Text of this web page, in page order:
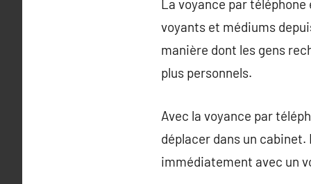
La voyance par
voyants et médiums
manière dont les gens
plus personnels.
Avec la voyance par
déplacer dans un
immédiatement avec un